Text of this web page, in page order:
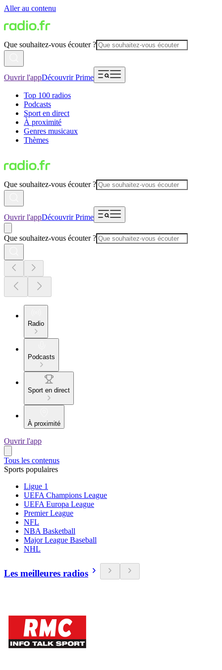
Aller au contenu
Que souhaitez-vous écouter ?
Ouvrir l'appDécouvrir Prime
Top 100 radios
Podcasts
Sport en direct
À proximité
Genres musicaux
Thèmes
Que souhaitez-vous écouter ?
Ouvrir l'appDécouvrir Prime
Que souhaitez-vous écouter ?
Radio
Podcasts
Sport en direct
À proximité
Ouvrir l'app
Tous les contenus
Sports populaires
Ligue 1
UEFA Champions League
UEFA Europa League
Premier League
NFL
NBA Basketball
Major League Baseball
NHL
Les meilleures radios